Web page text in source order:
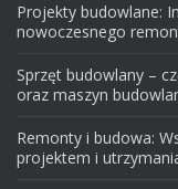
Projekty budowlane:
nowoczesnego
Sprzęt budowlany –
oraz maszyn
Remonty i budowa:
projektem i